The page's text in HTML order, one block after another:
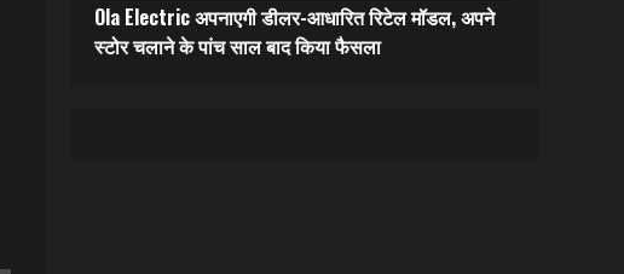
Ola Electric अपनाएगी डीलर-आधारित रिटेल मॉडल, अपने
स्टोर चलाने के पांच साल बाद किया फैसला